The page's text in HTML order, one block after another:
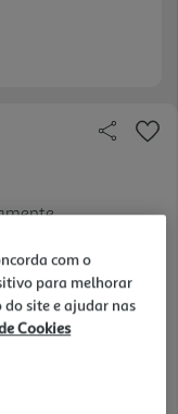
ocom o
para melhorar
site e ajudar nas
Cookies